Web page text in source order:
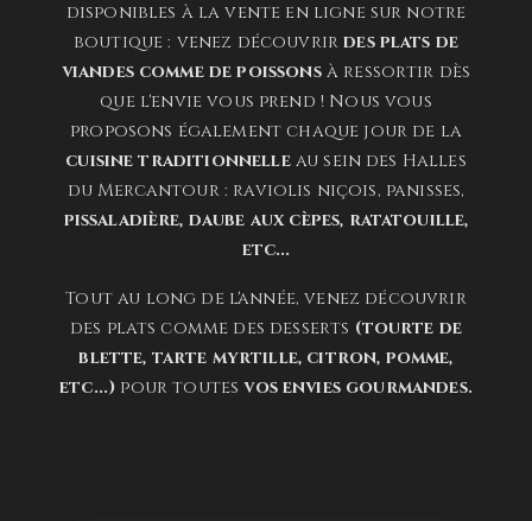
disponibles à la vente en ligne sur notre
boutique : venez découvrirdes plats de
viandes comme de poissonsà ressortir dès
que l'envie vous prend ! Nous vous
proposons également chaque jour de la
cuisine traditionnelleau sein des Halles
du Mercantour : raviolis niçois, panisses,
pissaladière, daube aux cèpes, ratatouille,
etc...
Tout au long de l'année, venez découvrir
des plats comme des desserts (tourte de
blette, tarte myrtille, citron, pomme,
etc...) pour toutesvos envies gourmandes.